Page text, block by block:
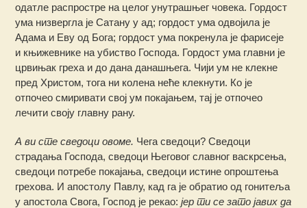
одатле распростре на целог унутрашњег човека. Гордост
ума низвергла је Сатану у ад; гордост ума одвојила је
Адама и Еву од Бога; гордост ума покренула је фарисеје
и књижевнике на убиство Господа. Гордост ума главни је
црвињак греха и до дана данашњега. Чији ум не клекне
пред Христом, тога ни колена неће клекнути. Ко је
отпочео смиривати свој ум покајањем, тај је отпочео
лечити своју главну рану.
А ви сте сведоци овоме. Чега сведоци? Сведоци
страдања Господа, сведоци Његовог славног васкрсења,
сведоци потребе покајања, сведоци истине опроштења
грехова. И апостолу Павлу, кад га је обратио од гонитеља
у апостола Свога, Господ је рекао:јер ти се зато јавих да